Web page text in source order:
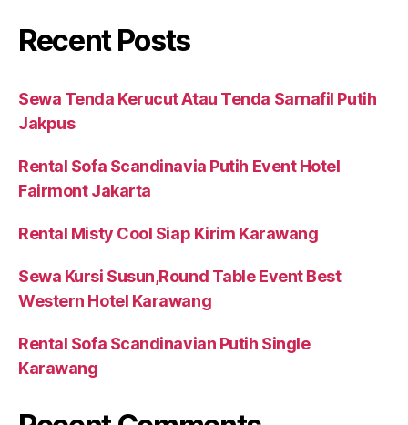
Recent Posts
Sewa Tenda Kerucut Atau Tenda Sarnafil Putih
Jakpus
Rental Sofa Scandinavia Putih Event Hotel
Fairmont Jakarta
Rental Misty Cool Siap Kirim Karawang
Sewa Kursi Susun,Round Table Event Best
Western Hotel Karawang
Rental Sofa Scandinavian Putih Single
Karawang